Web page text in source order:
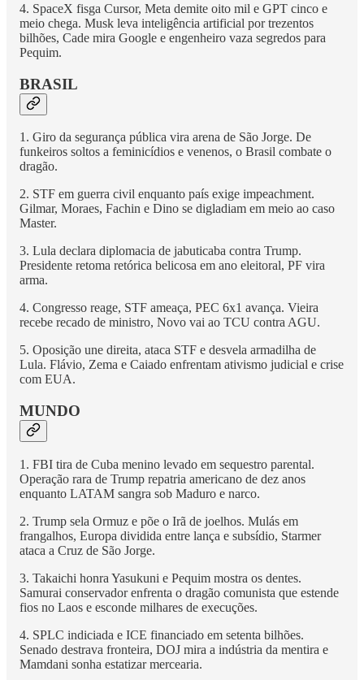
4. SpaceX fisga Cursor, Meta demite oito mil e GPT cinco e
meio chega. Musk leva inteligência artificial por trezentos
bilhões, Cade mira Google e engenheiro vaza segredos para
Pequim.
BRASIL
1. Giro da segurança pública vira arena de São Jorge. De
funkeiros soltos a feminicídios e venenos, o Brasil combate o
dragão.
2. STF em guerra civil enquanto país exige impeachment.
Gilmar, Moraes, Fachin e Dino se digladiam em meio ao caso
Master.
3. Lula declara diplomacia de jabuticaba contra Trump.
Presidente retoma retórica belicosa em ano eleitoral, PF vira
arma.
4. Congresso reage, STF ameaça, PEC 6x1 avança. Vieira
recebe recado de ministro, Novo vai ao TCU contra AGU.
5. Oposição une direita, ataca STF e desvela armadilha de
Lula. Flávio, Zema e Caiado enfrentam ativismo judicial e crise
com EUA.
MUNDO
1. FBI tira de Cuba menino levado em sequestro parental.
Operação rara de Trump repatria americano de dez anos
enquanto LATAM sangra sob Maduro e narco.
2. Trump sela Ormuz e põe o Irã de joelhos. Mulás em
frangalhos, Europa dividida entre lança e subsídio, Starmer
ataca a Cruz de São Jorge.
3. Takaichi honra Yasukuni e Pequim mostra os dentes.
Samurai conservador enfrenta o dragão comunista que estende
fios no Laos e esconde milhares de execuções.
4. SPLC indiciada e ICE financiado em setenta bilhões.
Senado destrava fronteira, DOJ mira a indústria da mentira e
Mamdani sonha estatizar mercearia.